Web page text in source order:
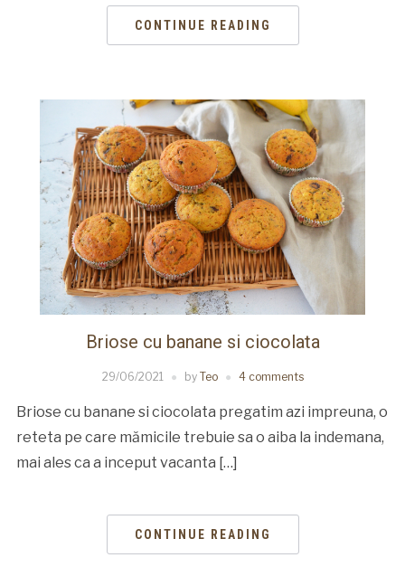
CONTINUE READING
Briose cu banane si ciocolata
29/06/2021 by Teo 4 comments
Briose cu banane si ciocolata pregatim azi impreuna, o
reteta pe care mămicile trebuie sa o aiba la indemana,
mai ales ca a inceput vacanta […]
CONTINUE READING